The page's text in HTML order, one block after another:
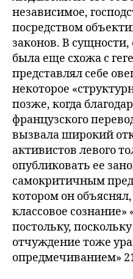
независимое,
посредством
законов. В сущности,
была еще схожа с
представлял себе
некоторое
позже, когда
французского
вызвала широкий
активистов левого
опубликовать ее
самокритичным
котором он
классовое сознание»
постольку,
отчуждение тоже
опредмечиванием»